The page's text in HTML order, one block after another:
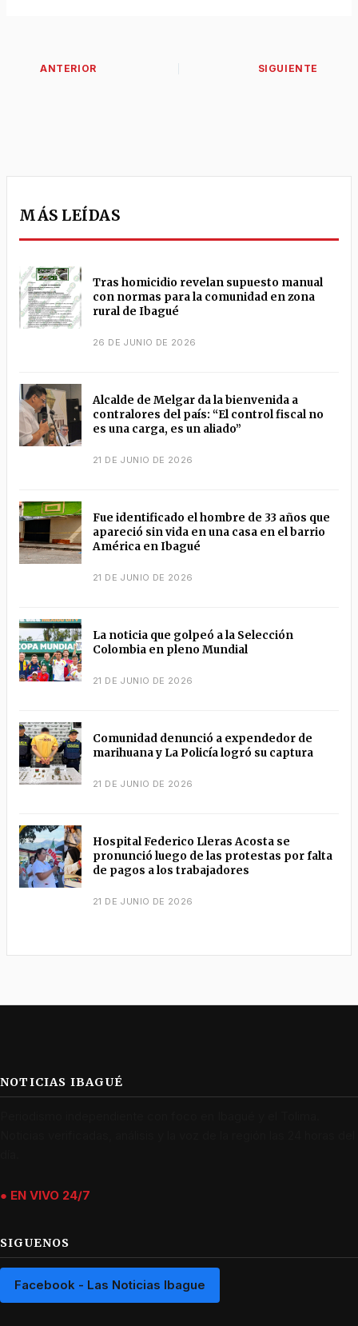
MÁS LEÍDAS
Tras homicidio revelan supuesto manual
con normas para la comunidad en zona
rural de Ibagué
26 DE JUNIO DE 2026
Alcalde de Melgar da la bienvenida a
contralores del país: “El control fiscal no
es una carga, es un aliado”
21 DE JUNIO DE 2026
Fue identificado el hombre de 33 años que
apareció sin vida en una casa en el barrio
América en Ibagué
21 DE JUNIO DE 2026
La noticia que golpeó a la Selección
Colombia en pleno Mundial
21 DE JUNIO DE 2026
Comunidad denunció a expendedor de
marihuana y La Policía logró su captura
21 DE JUNIO DE 2026
Hospital Federico Lleras Acosta se
pronunció luego de las protestas por falta
de pagos a los trabajadores
21 DE JUNIO DE 2026
NOTICIAS IBAGUÉ
● EN VIVO 24/7
SIGUENOS
Facebook - Las Noticias Ibague